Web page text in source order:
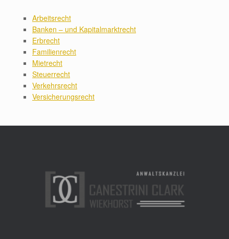
Arbeitsrecht
Banken – und Kapitalmarktrecht
Erbrecht
Familienrecht
Mietrecht
Steuerrecht
Verkehrsrecht
Versicherungsrecht